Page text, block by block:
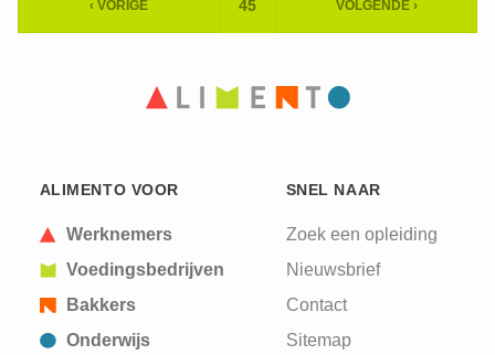
‹ VORIGE
HUIDIGE
45 VOLGENDE ›
ALIMENTO VOOR
Werknemers
Voedingsbedrijven
Bakkers
Onderwijs
SNEL NAAR
Zoek een opleiding
Nieuwsbrief
Contact
Sitemap